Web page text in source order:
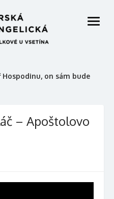
on sám bude
open
– Apoštolovo